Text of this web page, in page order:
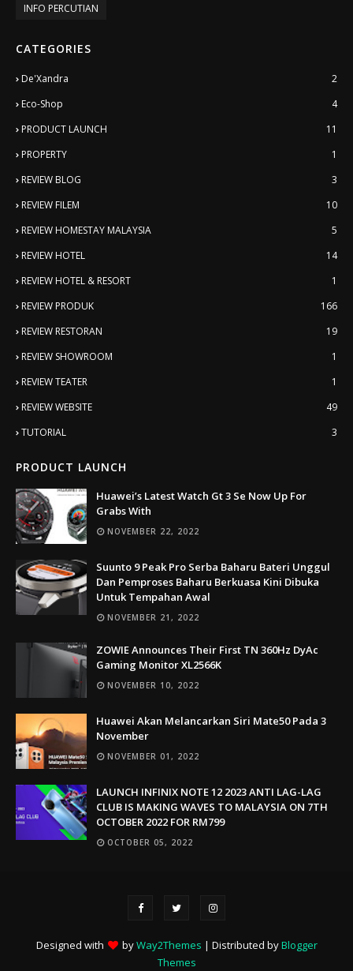
INFO PERCUTIAN
CATEGORIES
De'Xandra
2
Eco-Shop
4
PRODUCT LAUNCH
11
PROPERTY
1
REVIEW BLOG
3
REVIEW FILEM
10
REVIEW HOMESTAY MALAYSIA
5
REVIEW HOTEL
14
REVIEW HOTEL & RESORT
1
REVIEW PRODUK
166
REVIEW RESTORAN
19
REVIEW SHOWROOM
1
REVIEW TEATER
1
REVIEW WEBSITE
49
TUTORIAL
3
PRODUCT LAUNCH
Huawei’s Latest Watch Gt 3 Se Now Up For
Grabs With
NOVEMBER 22, 2022
Suunto 9 Peak Pro Serba Baharu Bateri Unggul
Dan Pemproses Baharu Berkuasa Kini Dibuka
Untuk Tempahan Awal
NOVEMBER 21, 2022
ZOWIE Announces Their First TN 360Hz DyAc
Gaming Monitor XL2566K
NOVEMBER 10, 2022
Huawei Akan Melancarkan Siri Mate50 Pada 3
November
NOVEMBER 01, 2022
LAUNCH INFINIX NOTE 12 2023 ANTI LAG-LAG
CLUB IS MAKING WAVES TO MALAYSIA ON 7TH
OCTOBER 2022 FOR RM799
OCTOBER 05, 2022
Designed with byWay2Themes | Distributed byBlogger
Themes